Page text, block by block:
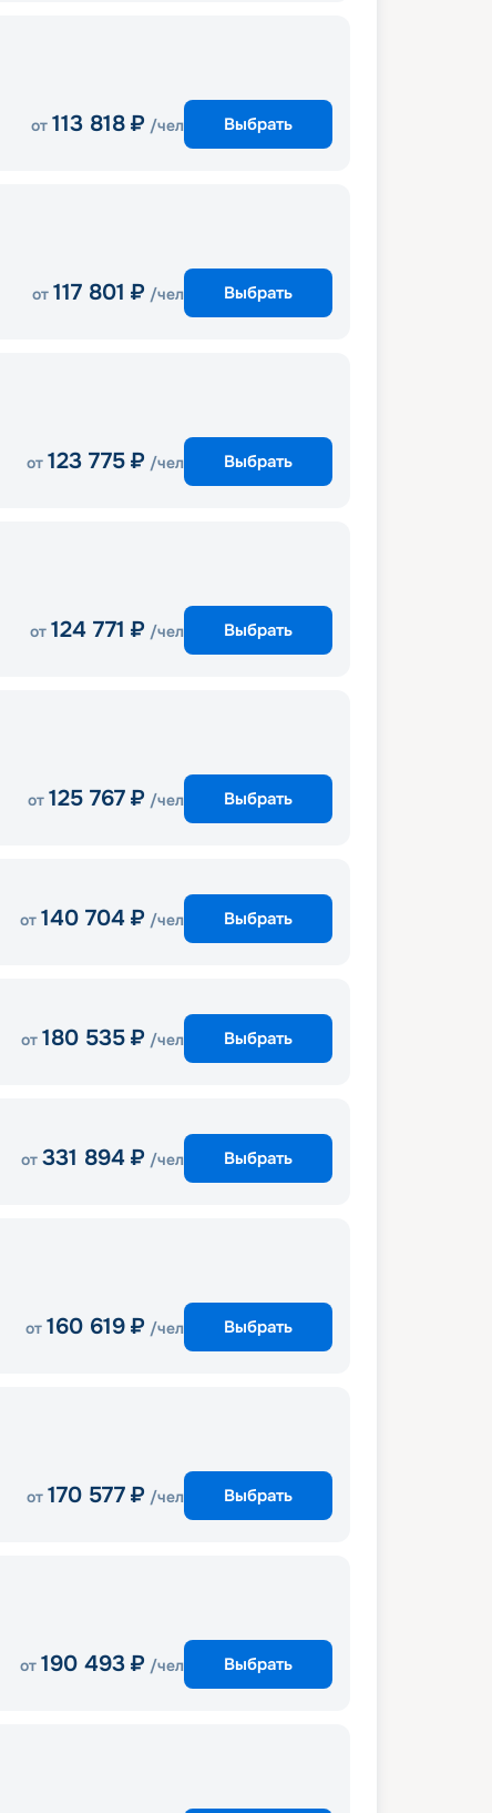
от 113 818 ₽ /чел Выбрать
от 117 801 ₽ /чел Выбрать
от 123 775 ₽ /чел Выбрать
от 124 771 ₽ /чел Выбрать
от 125 767 ₽ /чел Выбрать
от 140 704 ₽ /чел Выбрать
от 180 535 ₽ /чел Выбрать
от 331 894 ₽ /чел Выбрать
от 160 619 ₽ /чел Выбрать
от 170 577 ₽ /чел Выбрать
от 190 493 ₽ /чел Выбрать